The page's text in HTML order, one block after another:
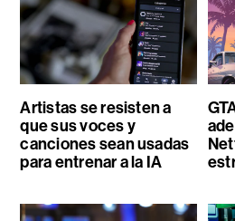
Artistas se resisten a
que sus voces y
canciones sean usadas
para entrenar a la IA